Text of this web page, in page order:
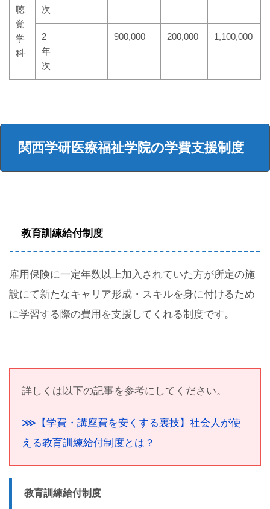
聴
覚
学
科
次
2
年
次
― 900,000 200,000 1,100,000
関西学研医療福祉学院の学費支援制度
教育訓練給付制度
雇用保険に一定年数以上加入されていた方が所定の施
設にて新たなキャリア形成・スキルを身に付けるため
に学習する際の費用を支援してくれる制度です。
詳しくは以下の記事を参考にしてください。
⋙【学費・講座費を安くする裏技】社会人が使
える教育訓練給付制度とは？
教育訓練給付制度